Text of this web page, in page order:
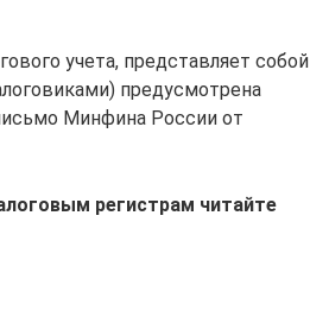
учета, представляет собой
предусмотрена
Минфина России от
регистрам читайте